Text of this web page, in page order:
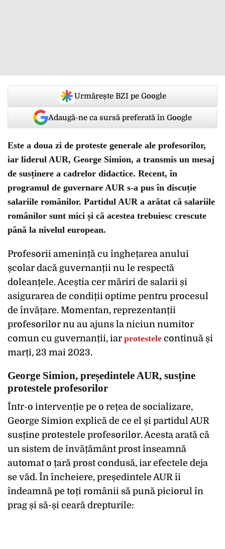
Urmărește BZI pe Google
Adaugă-ne ca sursă preferată în Google
Este a doua zi de proteste generale ale profesorilor,
iar liderul AUR, George Simion, a transmis un mesaj
de susținere a cadrelor didactice. Recent, în
programul de guvernare AUR s-a pus în discuție
salariile românilor. Partidul AUR a arătat că salariile
românilor sunt mici și că acestea trebuiesc crescute
până la nivelul european.
Profesorii amenință cu înghețarea anului
școlar dacă guvernanții nu le respectă
doleanțele. Aceștia cer măriri de salarii și
asigurarea de condiții optime pentru procesul
de învățare. Momentan, reprezentanții
profesorilor nu au ajuns la niciun numitor
comun cu guvernanții, iarprotestele continuă și
marți, 23 mai 2023.
George Simion, președintele AUR, susține
protestele profesorilor
Într-o intervenție pe o rețea de socializare,
George Simion explică de ce el și partidul AUR
susține protestele profesorilor. Acesta arată că
un sistem de învățământ prost înseamnă
automat o țară prost condusă, iar efectele deja
se văd. În încheiere, președintele AUR îi
îndeamnă pe toți românii să pună piciorul în
prag și să-și ceară drepturile: